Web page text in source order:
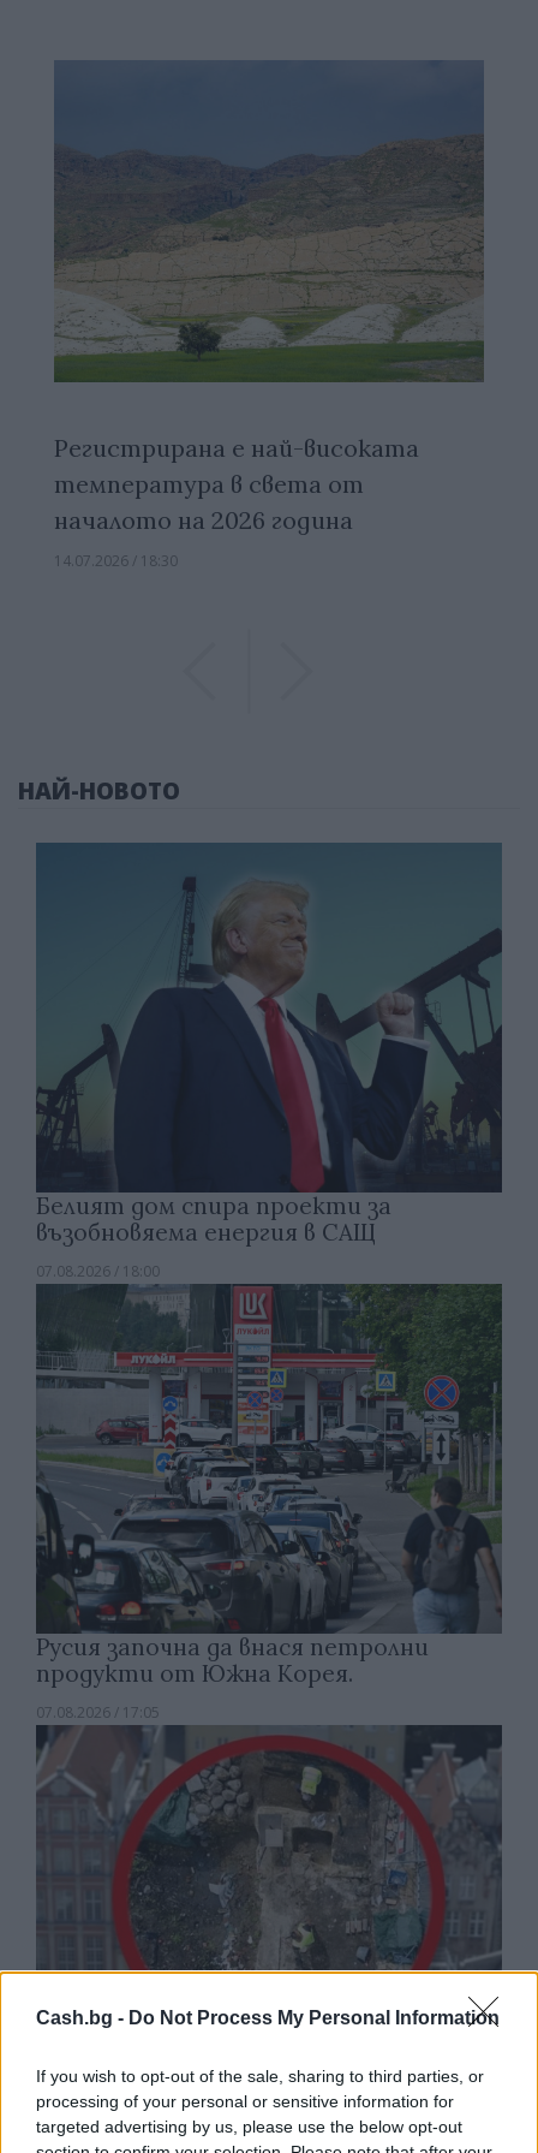
Cash.bg - Do Not Process My Personal Information
If you wish to opt-out of the sale, sharing to third parties, or
processing of your personal or sensitive information for
targeted advertising by us, please use the below opt-out
Регистрирана е най-високата
температура в света от
началото на 2026 година
14.07.2026 / 18:30
НАЙ-НОВОТО
Белият дом спира проекти за
възобновяема енергия в САЩ
07.08.2026 / 18:00
Русия започна да внася петролни
продукти от Южна Корея.
07.08.2026 / 17:05
Древен храм на почти 900 години
откриха под кафене за сладолед в
Полша